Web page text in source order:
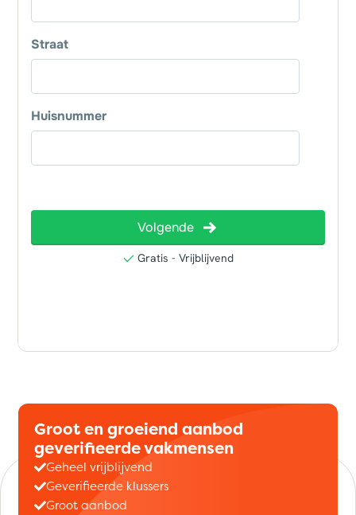
Groot en groeiend aanbod
geverifieerde vakmensen
Geheel vrijblijvend
Geverifieerde klussers
Groot aanbod